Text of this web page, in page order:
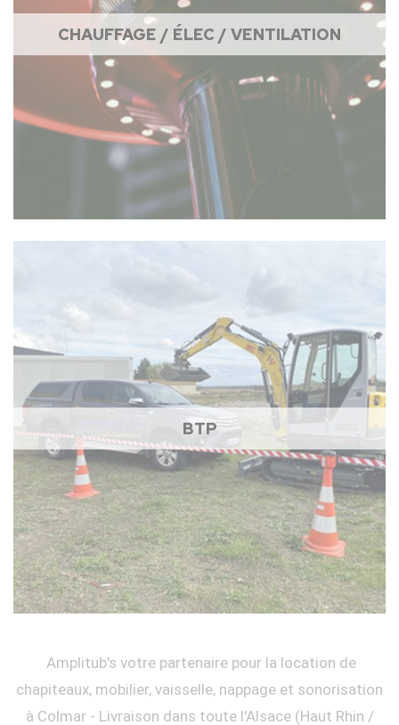
CHAUFFAGE / ÉLEC / VENTILATION
BTP
Amplitub's votre partenaire pour la location de
chapiteaux, mobilier, vaisselle, nappage et sonorisation
à Colmar - Livraison dans toute l'Alsace (Haut Rhin /